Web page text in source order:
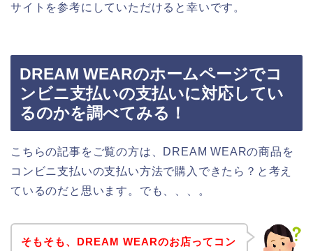
サイトを参考にしていただけると幸いです。
DREAM WEARのホームページでコ
ンビニ支払いの支払いに対応してい
るのかを調べてみる！
こちらの記事をご覧の方は、DREAM WEARの商品を
コンビニ支払いの支払い方法で購入できたら？と考え
ているのだと思います。でも、、、。
そもそも、DREAM WEARのお店ってコン